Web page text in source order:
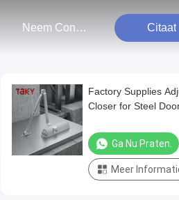
Neem Contact Met Ons Op Citaat
Factory Supplies
Closer for Steel
Ga Nu Praten.
Meer